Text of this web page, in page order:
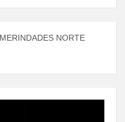
NORTE